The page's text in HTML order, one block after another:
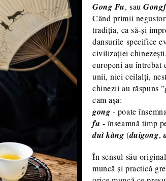
Gong Fu, sau
Când primii
tradiția, ca să-și
dansurile specifice
civilizației
europeni au întrebat
unii, nici ceilalți,
chinezii au răspuns ”
cam așa:
gong - poate
fu - înseamnă timp
duì kàng (duigong,
În sensul său
muncă și practică